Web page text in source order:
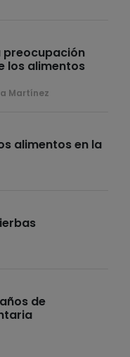
preocupación
los alimentos
Martínez
alimentos en la
de